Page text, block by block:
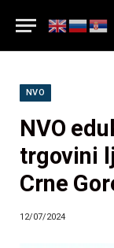
NVO
NVO
trgovini
Crne
12/07/2024